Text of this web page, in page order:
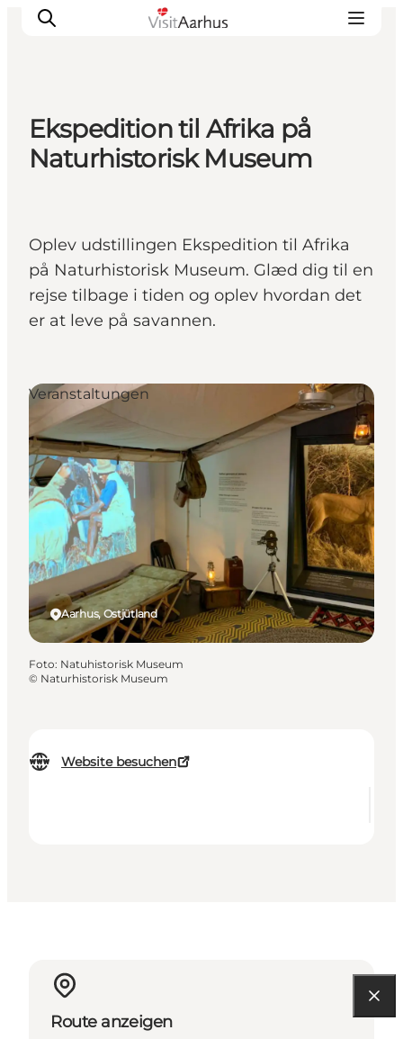
Sehen und erleben
Transport
Ekspedition til Afrika på
Naturhistorisk Museum
Oplev udstillingen Ekspedition til Afrika
på Naturhistorisk Museum. Glæd dig til en
rejse tilbage i tiden og oplev hvordan det
er at leve på savannen.
Website besuchen
Aarhus, Ostjütland
Veranstaltungen
Foto: Natuhistorisk Museum
© Naturhistorisk Museum
Route anzeigen